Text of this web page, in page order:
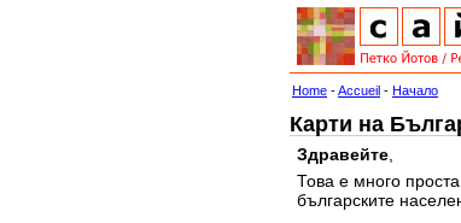
Home -Accueil - Начало
Карти на
Здравейте,
Това е много
българските